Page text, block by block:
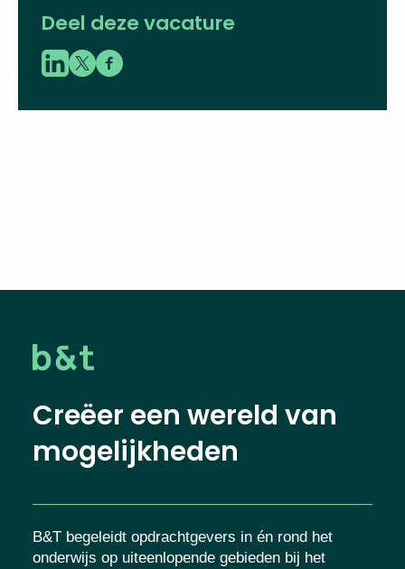
Deel deze vacature
Creëer een wereld van
mogelijkheden
B&T begeleidt opdrachtgevers in én rond het
onderwijs op uiteenlopende gebieden bij het